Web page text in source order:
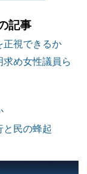
記事
視できるか
め女性議員ら
と民の蜂起